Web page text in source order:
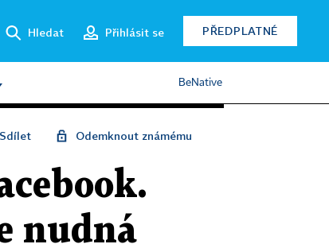
Hledat Přihlásit se PŘEDPLATNÉ
BeNative
Sdílet Odemknout známému
nudná